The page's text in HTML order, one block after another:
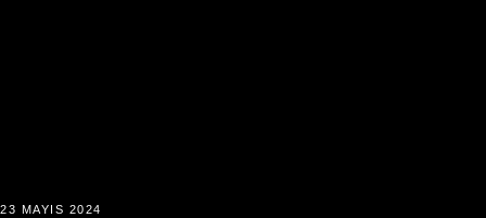
23 MAYIS 2024